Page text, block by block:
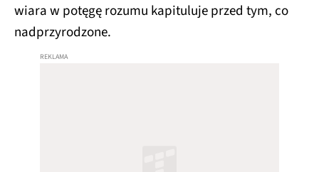
wiara w potęgę rozumu kapituluje przed tym, co
nadprzyrodzone.